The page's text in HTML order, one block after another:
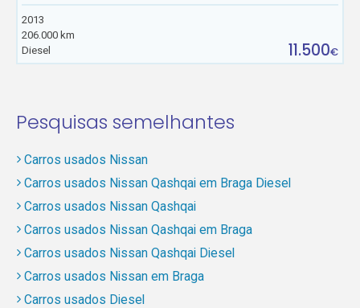
2013
206.000 km
Diesel
11.500€
Pesquisas semelhantes
Carros usados Nissan
Carros usados Nissan Qashqai em Braga Diesel
Carros usados Nissan Qashqai
Carros usados Nissan Qashqai em Braga
Carros usados Nissan Qashqai Diesel
Carros usados Nissan em Braga
Carros usados Diesel